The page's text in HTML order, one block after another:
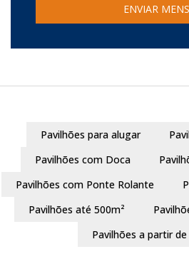
Pavilhões para alugar
Pavilhões com Doca
Pavilhões com Ponte Rolante
Pavilhões até 500m²
Pavilhões a partir de